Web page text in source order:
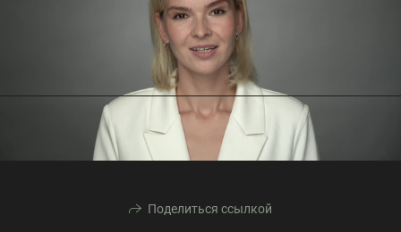
Поделиться ссылкой